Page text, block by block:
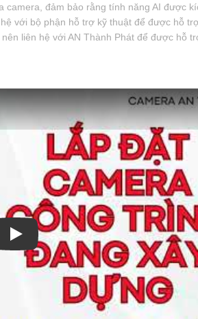
camera, đảm bảo rằng tính năng AI được
với bộ phận hỗ trợ kỹ thuật để được hỗ
liên hệ với AN Thành Phát để được hỗ
Xem video Giới Thiệu Camera 3K Ngoài